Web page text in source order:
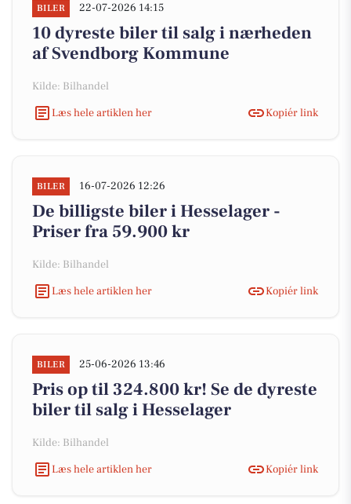
BILER 22-07-2026 14:15
10 dyreste biler til salg i nærheden
af Svendborg Kommune
Kilde: Bilhandel
Læs hele artiklen her
Kopiér link
BILER 16-07-2026 12:26
De billigste biler i Hesselager -
Priser fra 59.900 kr
Kilde: Bilhandel
Læs hele artiklen her
Kopiér link
BILER 25-06-2026 13:46
Pris op til 324.800 kr! Se de dyreste
biler til salg i Hesselager
Kilde: Bilhandel
Læs hele artiklen her
Kopiér link